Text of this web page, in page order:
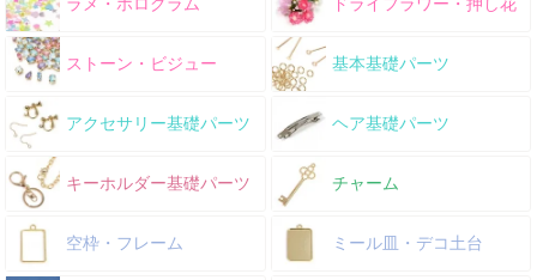
ストーン・ビジュー 基本基礎パーツ
アクセサリー基礎パーツ ヘア基礎パーツ
キーホルダー基礎パーツ チャーム
空枠・フレーム ミール皿・デコ土台